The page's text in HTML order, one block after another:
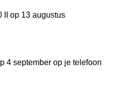
II op 13 augustus
4 september op je telefoon